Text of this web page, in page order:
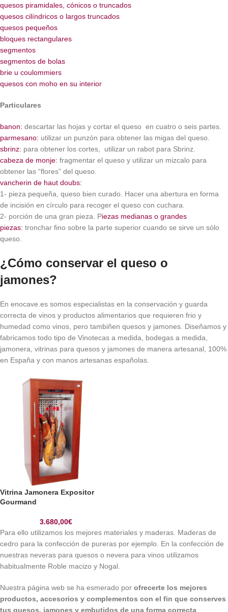
quesos piramidales, cónicos o truncados
quesos cilíndricos o largos truncados
quesos pequeños
bloques rectangulares
segmentos
segmentos de bolas
brie u coulommiers
quesos con moho en su interior
Particulares
banon: descartar las hojas y cortar el queso en cuatro o seis partes.
parmesano: utilizar un punzón para obtener las migas del queso.
sbrinz: para obtener los cortes, utilizar un rabot para Sbrinz.
cabeza de monje: fragmentar el queso y utilizar un mizcalo para
obtener las “flores” del queso.
vancherin de haut doubs:
1- pieza pequeña, queso bien curado. Hacer una abertura en forma
de incisión en círculo para recoger el queso con cuchara.
2- porción de una gran pieza. Piezas medianas o grandes
piezas: tronchar fino sobre la parte superior cuando se sirve un sólo
queso.
¿Cómo conservar el queso o
jamones?
En enocave.es somos especialistas en la conservación y guarda
correcta de vinos y productos alimentarios que requieren frio y
humedad como vinos, pero tambiñen quesos y jamones. Diseñamos y
fabricamos todo tipo de Vinotecas a medida, bodegas a medida,
jamonera, vitrinas para quesos y jamones de manera artesanal, 100%
en España y con manos artesanas españolas.
Vitrina Jamonera Expositor
Gourmand
3.680,00€
Para ello utilizamos los mejores materiales y maderas. Maderas de
cedro para la confección de pureras por ejemplo. En la confección de
nuestras neveras para quesos o nevera para vinos utilizamos
habitualmente Roble macizo y Nogal.
Nuestra página web se ha esmerado por ofrecerte los mejores
productos, accesorios y complementos con el fin que conserves
tus quesos, jamones y embutidos de una forma correcta¸